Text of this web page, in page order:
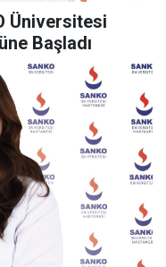
Üniversitesi
Başladı